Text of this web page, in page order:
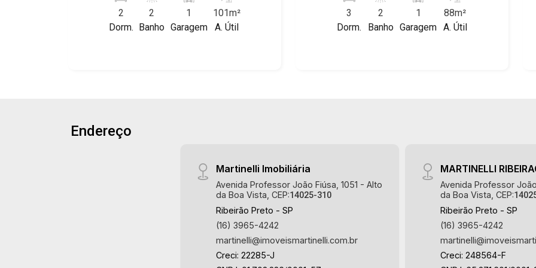
Giardino Solare, Giardino Terrae,
Província de Roma, Lumnesia, Madison
de Paris, Cidade de Petrópolis, Cidade
de Vancouver, Cidade de Montreal,
Seattle, Cidade de Roma, Cidade de
Londres, Cidade de Munique, Cidade de
Lisboa, Cidade de Madrid, Cidade de
Viena, Cidade de Barcelona, Cidade de
Zurique, L`Essence, Magna Vista,
British Columbia, Dijon, Jardim de
Luxemburgo, Exklusiv Golf, Exklusiv
Martinelli Imobiliária selecionou para
você: - 101m² de área útil - 2
Referência em imóveis de alto padrão,
condomínios mais desejados da Zona
Sul, reconhecidos por sua segurança,
empreendimentos de maior prestígio
Les Alpes Residence, Porto Búzios,
2
Dorm.
2
Banho
1
Garagem
101m²
A. Útil
Martinelli Imobiliária selecionou para
você: - 88m² de área útil - 3 dormitórios
condomínios mais desejados da Zona
Sul, reconhecidos por sua segurança,
empreendimentos de maior prestígio
da região, incluindo: Marquises Park,
Les Alpes Residence, Porto Búzios,
3
Dorm.
2
Banho
1
Garagem
88m²
A. Útil
Endereço
Martinelli Imobiliária
Avenida Professor João Fiúsa, 1051 - Alto
da Boa Vista, CEP:14025-310
Ribeirão Preto - SP
(16) 3965-4242
martinelli@imoveismartinelli.com.br
Creci: 22285-J
MARTINELLI
Avenida Professor
da Boa Vista, CEP:
Ribeirão Preto - SP
(16) 3965-4242
Creci: 248564-F